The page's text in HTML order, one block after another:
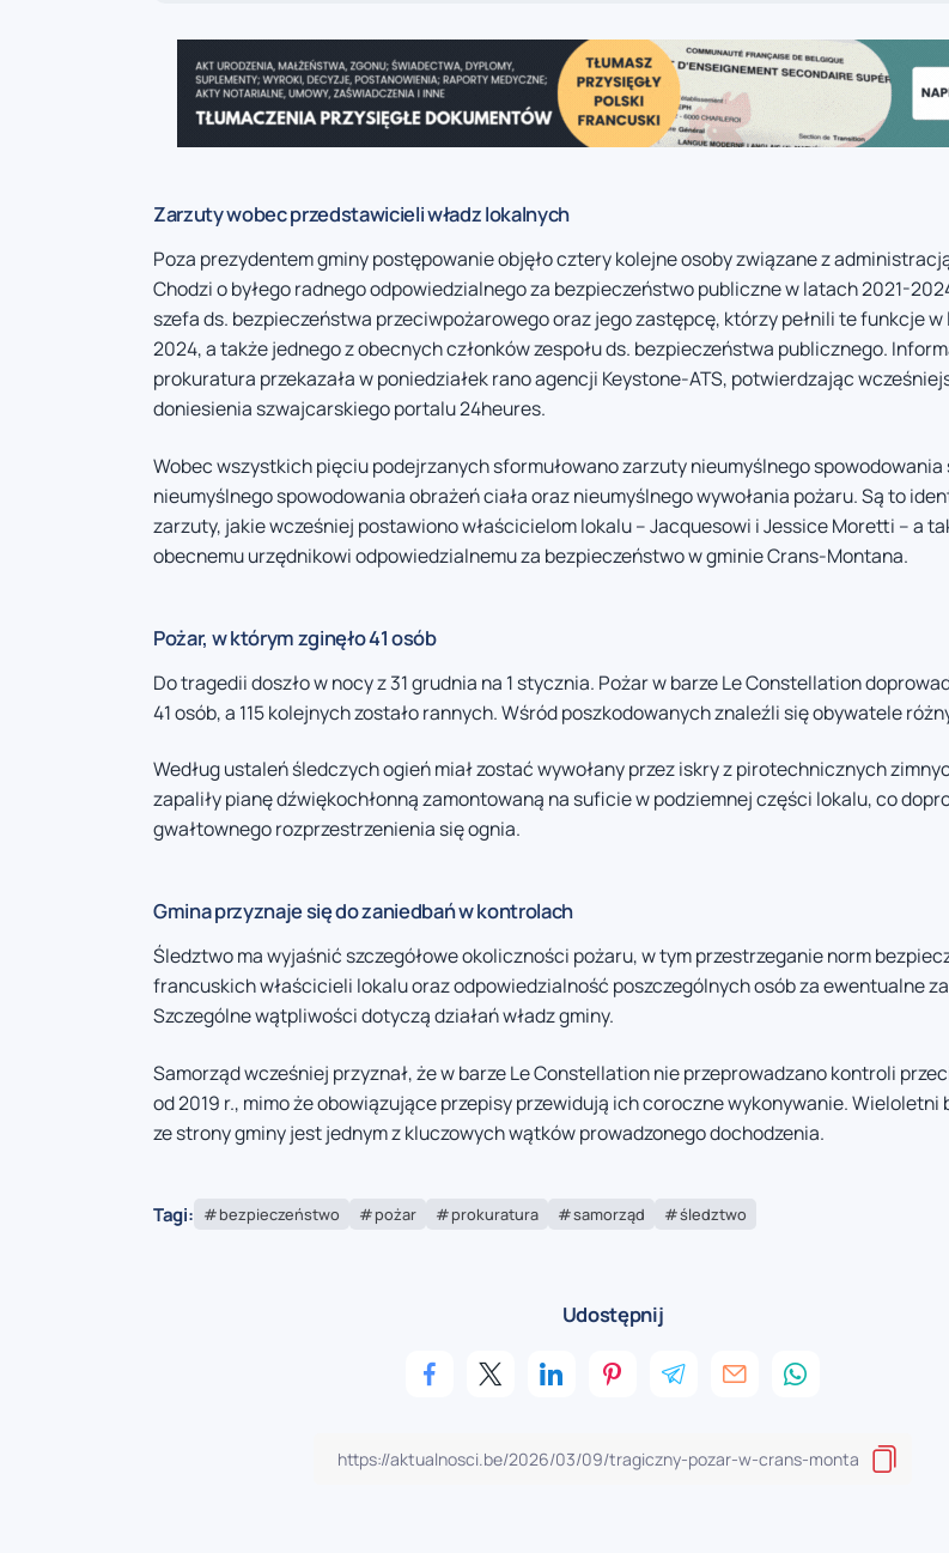
Zarzuty wobec przedstawicieli władz lokalnych
Poza prezydentem gminy postępowanie objęło cztery kolejne osoby związane z
Chodzi o byłego radnego odpowiedzialnego za bezpieczeństwo publiczne w latach 2021-
szefa ds. bezpieczeństwa przeciwpożarowego oraz jego zastępcę, którzy pełnili te funkcje
2024, a także jednego z obecnych członków zespołu ds. bezpieczeństwa publicznego.
prokuratura przekazała w poniedziałek rano agencji Keystone-ATS, potwierdzając
doniesienia szwajcarskiego portalu 24heures.
Wobec wszystkich pięciu podejrzanych sformułowano zarzuty nieumyślnego spowodowania
nieumyślnego spowodowania obrażeń ciała oraz nieumyślnego wywołania pożaru. Są to
zarzuty, jakie wcześniej postawiono właścicielom lokalu – Jacquesowi i Jessice Moretti – a
obecnemu urzędnikowi odpowiedzialnemu za bezpieczeństwo w gminie Crans-Montana.
Pożar, w którym zginęło 41 osób
Do tragedii doszło w nocy z 31 grudnia na 1 stycznia. Pożar w barze Le Constellation
41 osób, a 115 kolejnych zostało rannych. Wśród poszkodowanych znaleźli się obywatele
Według ustaleń śledczych ogień miał zostać wywołany przez iskry z pirotechnicznych
zapaliły pianę dźwiękochłonną zamontowaną na suficie w podziemnej części lokalu, co
gwałtownego rozprzestrzenienia się ognia.
Gmina przyznaje się do zaniedbań w kontrolach
Śledztwo ma wyjaśnić szczegółowe okoliczności pożaru, w tym przestrzeganie norm
francuskich właścicieli lokalu oraz odpowiedzialność poszczególnych osób za ewentualne
Szczególne wątpliwości dotyczą działań władz gminy.
Samorząd wcześniej przyznał, że w barze Le Constellation nie przeprowadzano kontroli
od 2019 r., mimo że obowiązujące przepisy przewidują ich coroczne wykonywanie. Wieloletni
ze strony gminy jest jednym z kluczowych wątków prowadzonego dochodzenia.
Tagi: bezpieczeństwo pożar prokuratura samorząd śledztwo
Udostępnij